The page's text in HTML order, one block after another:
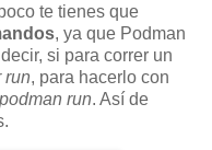
te tienes que
, ya que Podman
si para correr un
run, para hacerlo con
podman run. Así de